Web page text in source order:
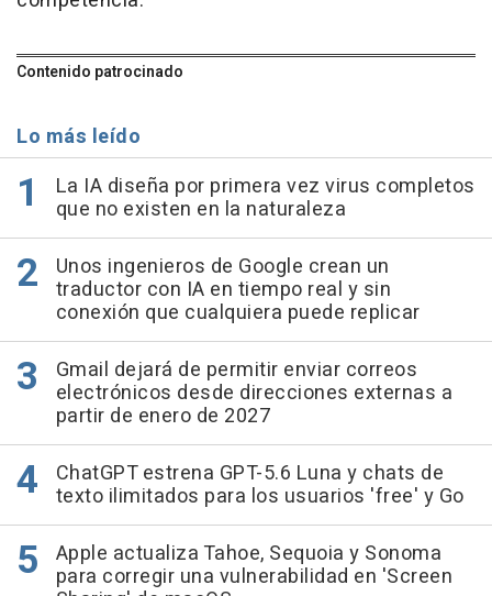
Contenido patrocinado
Lo más leído
La IA diseña por primera vez virus completos
que no existen en la naturaleza
Unos ingenieros de Google crean un
traductor con IA en tiempo real y sin
conexión que cualquiera puede replicar
Gmail dejará de permitir enviar correos
electrónicos desde direcciones externas a
partir de enero de 2027
ChatGPT estrena GPT-5.6 Luna y chats de
texto ilimitados para los usuarios 'free' y Go
Apple actualiza Tahoe, Sequoia y Sonoma
para corregir una vulnerabilidad en 'Screen